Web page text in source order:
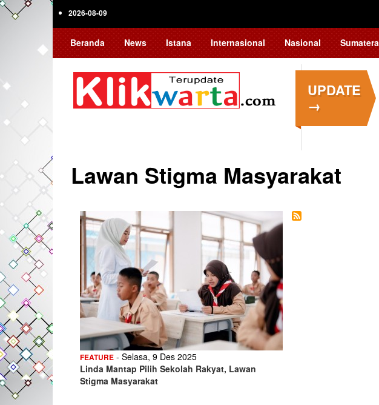
Skip
2026-08-09
Beranda News Istana Internasional Nasional Sumatera
UPDATE
→
Lawan Stigma Masyarakat
FEATURE - Selasa, 9 Des 2025
Linda Mantap Pilih Sekolah Rakyat, Lawan
Stigma Masyarakat